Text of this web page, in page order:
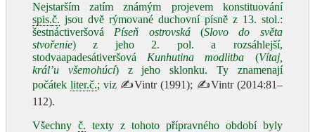
Nejstarším zatím známým projevem konstituování
spis.č. jsou dvě rýmované duchovní písně z 13. stol.:
šestnáctiveršová Píseň ostrovská(Slovo do světa
stvořenie) z jeho 2. pol. a rozsáhlejší,
stodvaapadesátiveršová Kunhutina modlitba (Vítaj,
král’u všemohúcí) z jeho sklonku. Ty znamenají
počátekliter.č.; viz ✍Vintr (1991); ✍Vintr (2014:81–
112).
Všechny č. texty z tohoto přípravného období byly